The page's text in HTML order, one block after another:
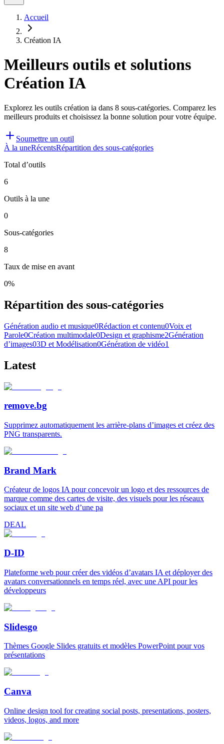
Accueil
Création IA
Meilleurs outils et solutions
Création IA
Explorez les outils création ia dans 8 sous-catégories. Comparez les
meilleurs produits et choisissez la bonne solution pour votre équipe.
Soumettre un outil
À la uneRécentsRépartition des sous-catégories
Total d’outils
6
Outils à la une
0
Sous-catégories
8
Taux de mise en avant
0%
Répartition des sous-catégories
Génération audio et musique0Rédaction et contenu0Voix et
Parole0Création multimodale0Design et graphisme2Génération
d’images03D et Modélisation0Génération de vidéo1
Latest
remove.bg
Supprimez automatiquement les arrière-plans d’images et créez des
PNG transparents.
Brand Mark
Créateur de logos IA pour concevoir un logo et des ressources de
marque comme des cartes de visite, des visuels pour les réseaux
sociaux et un site web d’une pa
DEAL
D-ID
Plateforme web pour créer des vidéos d’avatars IA et déployer des
avatars conversationnels en temps réel, avec une API pour les
développeurs
Slidesgo
Thèmes Google Slides gratuits et modèles PowerPoint pour vos
présentations
Canva
Online design tool for creating social posts, presentations, posters,
videos, logos, and more